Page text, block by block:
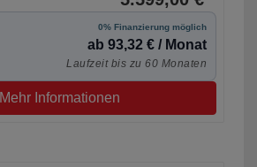
0% Finanzierung möglich
ab 93,32 € / Monat
Laufzeit bis zu 60 Monaten
Mehr Informationen